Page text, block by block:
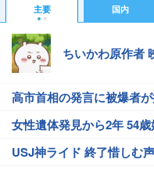
主要 国内
ちいかわ原作者
高市首相の発言に被爆者
女性遺体発見から2年 54
USJ神ライド 終了惜しむ声